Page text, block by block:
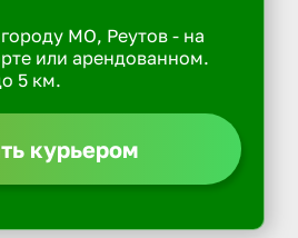
МО, Реутов - на
или арендованном.
5 км.
курьером